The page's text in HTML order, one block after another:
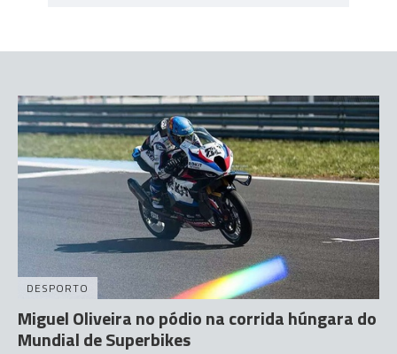
DESPORTO
Miguel Oliveira no pódio na corrida húngara do
Mundial de Superbikes